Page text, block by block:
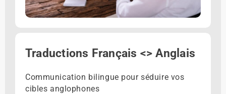
Traductions Français <> Anglais
Communication bilingue pour séduire vos
cibles anglophones